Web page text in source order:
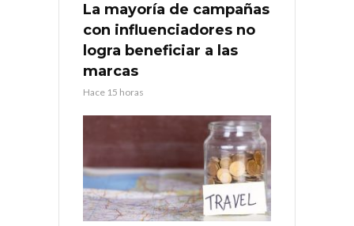
La mayoría de campañas
con influenciadores no
logra beneficiar a las
marcas
Hace 15 horas